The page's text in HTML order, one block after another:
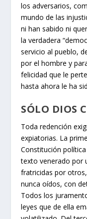
los adversarios,
mundo de las
ni han sabido ni
la verdadera
servicio al pueblo,
por el hombre y
felicidad que le
hasta ahora le ha
SÓLO DIOS
Toda redención
expiatorias. La
Constitución
texto venerado por
fratricidas por
nunca oídos, con
Todos los
leyes que de ella